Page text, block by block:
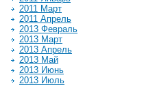
2011 Март
2011 Апрель
2013 Февраль
2013 Март
2013 Апрель
2013 Май
2013 Июнь
2013 Июль